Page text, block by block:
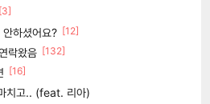
[3]
하셨어요? [12]
락왔음 [132]
[16]
치고.. (feat. 리아)